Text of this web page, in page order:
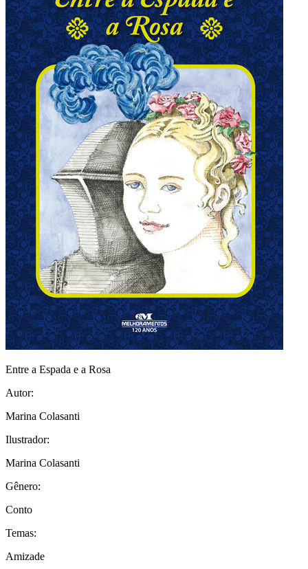
Entre a Espada e a Rosa
Autor:
Marina Colasanti
Ilustrador:
Marina Colasanti
Gênero:
Conto
Temas:
Amizade